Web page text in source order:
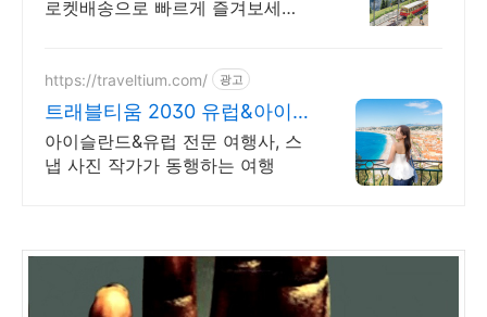
로켓배송으로 빠르게 즐겨보세요.
https://traveltium.com/ 광고
트래블티움 2030 유럽&아이슬
란드
아이슬란드&유럽 전문 여행사, 스
냅 사진 작가가 동행하는 여행